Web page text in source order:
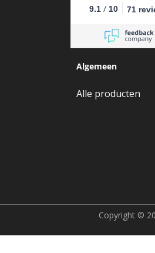
9.1 / 10 71
Algemeen
Alle producten
Copyright ©